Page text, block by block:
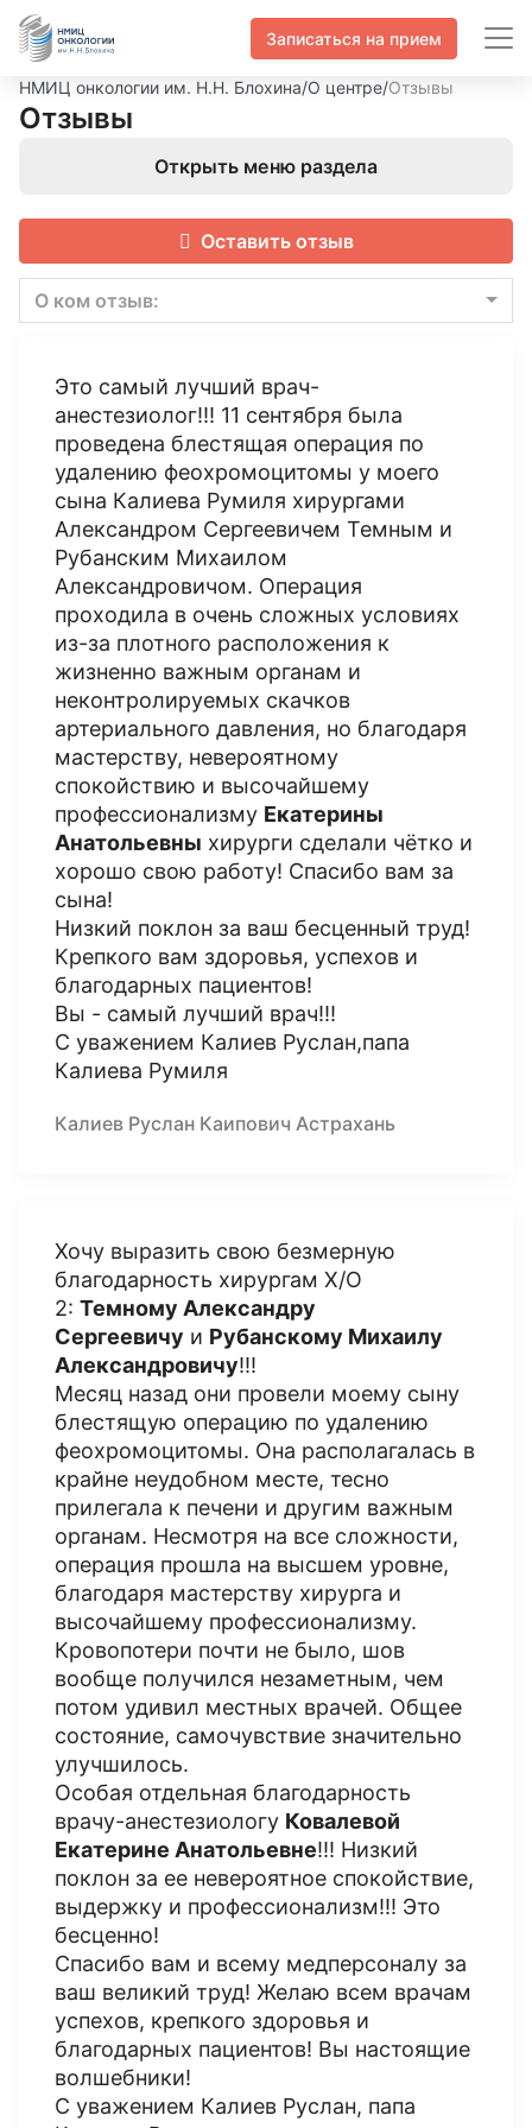
Записаться на прием
НМИЦ онкологии им. Н.Н. Блохина/О центре/Отзывы
Отзывы
Открыть меню раздела
Оставить отзыв
О ком отзыв:
Это самый лучший врач-
анестезиолог!!! 11 сентября была
проведена блестящая операция по
удалению феохромоцитомы у моего
сына Калиева Румиля хирургами
Александром Сергеевичем Темным и
Рубанским Михаилом
Александровичом. Операция
проходила в очень сложных условиях
из-за плотного расположения к
жизненно важным органам и
неконтролируемых скачков
артериального давления, но благодаря
мастерству, невероятному
спокойствию и высочайшему
профессионализму Екатерины
Анатольевны хирурги сделали чётко и
хорошо свою работу! Спасибо вам за
сына!
Низкий поклон за ваш бесценный труд!
Крепкого вам здоровья, успехов и
благодарных пациентов!
Вы - самый лучший врач!!!
С уважением Калиев Руслан,папа
Калиева Румиля
Калиев Руслан Каипович Астрахань
Хочу выразить свою безмерную
благодарность хирургам Х/О
2: Темному Александру
Сергеевичу и Рубанскому Михаилу
Александровичу!!!
Месяц назад они провели моему сыну
блестящую операцию по удалению
феохромоцитомы. Она располагалась в
крайне неудобном месте, тесно
прилегала к печени и другим важным
органам. Несмотря на все сложности,
операция прошла на высшем уровне,
благодаря мастерству хирурга и
высочайшему профессионализму.
Кровопотери почти не было, шов
вообще получился незаметным, чем
потом удивил местных врачей. Общее
состояние, самочувствие значительно
улучшилось.
Особая отдельная благодарность
врачу-анестезиологу Ковалевой
Екатерине Анатольевне!!! Низкий
поклон за ее невероятное спокойствие,
выдержку и профессионализм!!! Это
бесценно!
Спасибо вам и всему медперсоналу за
ваш великий труд! Желаю всем врачам
успехов, крепкого здоровья и
благодарных пациентов! Вы настоящие
волшебники!
С уважением Калиев Руслан, папа